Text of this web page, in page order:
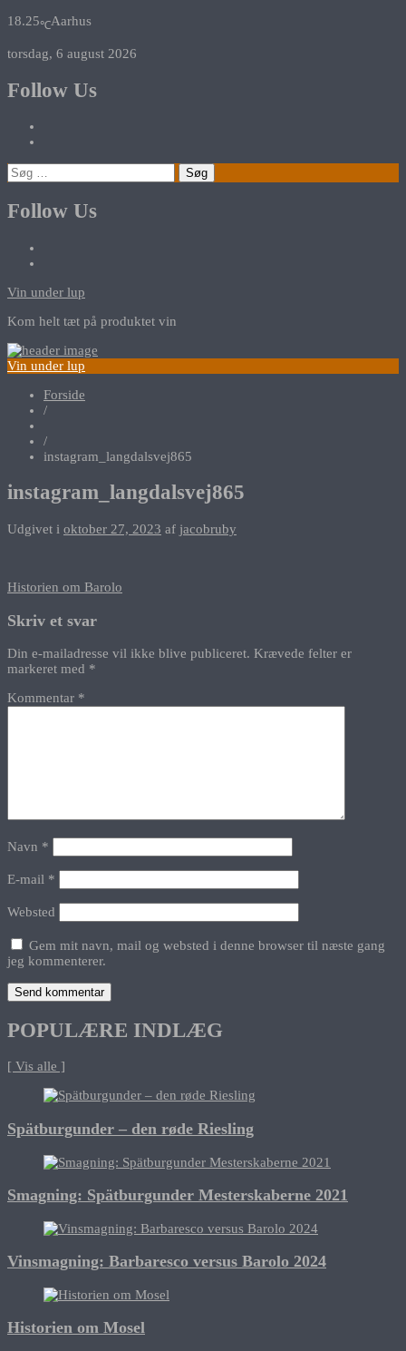
18.25℃Aarhus
torsdag, 6 august 2026
Follow Us
Søg
efter:
Follow Us
Vin under lup
Kom helt tæt på produktet vin
Vin under lup
Forside
/
/
instagram_langdalsvej865
instagram_langdalsvej865
Udgivet i oktober 27, 2023 af jacobruby
Indlægsnavigation
Historien om Barolo
Skriv et svar
Din e-mailadresse vil ikke blive publiceret. Krævede felter er
markeret med *
Kommentar *
Navn *
E-mail *
Websted
Gem mit navn, mail og websted i denne browser til næste gang
jeg kommenterer.
POPULÆRE INDLÆG
[ Vis alle ]
Spätburgunder – den røde Riesling
Smagning: Spätburgunder Mesterskaberne 2021
Vinsmagning: Barbaresco versus Barolo 2024
Historien om Mosel